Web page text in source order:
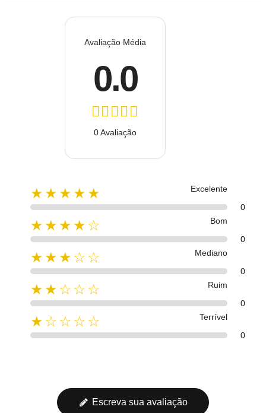
Avaliação Média
0.0
0 Avaliação
★★★★★
Excelente
0
★★★★☆
Bom
0
★★★☆☆
Mediano
0
★★☆☆☆
Ruim
0
★☆☆☆☆
Terrível
0
Escreva sua avaliação